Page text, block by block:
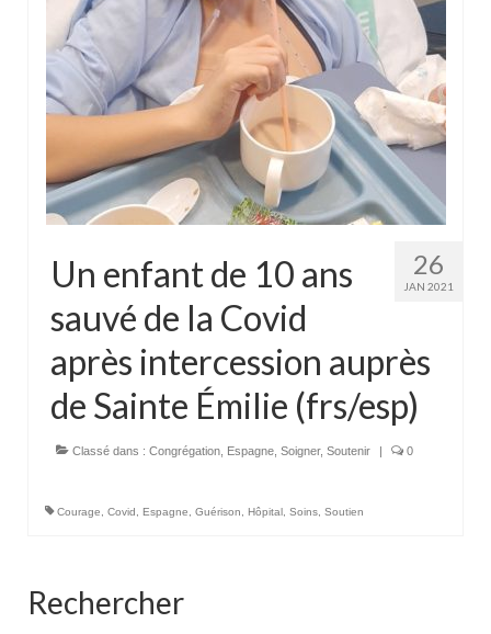
Actualités
Tutelle
26
JAN 2021
Un enfant de 10 ans
sauvé de la Covid
après intercession auprès
de Sainte Émilie (frs/esp)
Classé dans : Congrégation Espagne Soigner, Soutenir 0
Courage, Covid, Espagne, Guérison, Hôpital, Soins, Soutien
Rechercher